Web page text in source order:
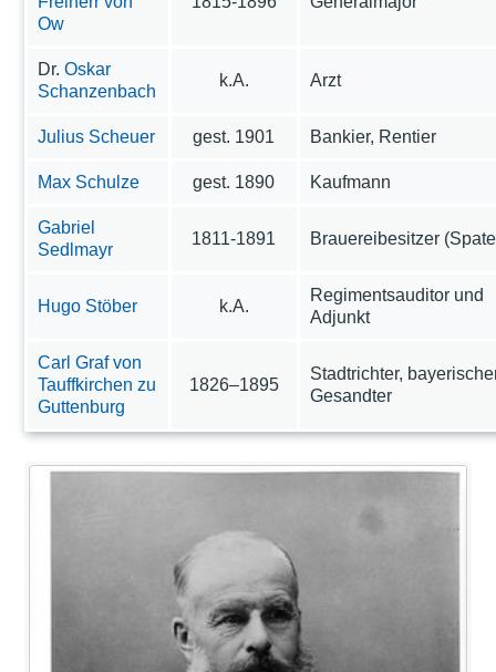
Ow
Dr.Oskar
Schanzenbach
k.A. Arzt
Julius Scheuer gest. 1901 Bankier, Rentier
Max Schulze gest. 1890 Kaufmann
Gabriel
Sedlmayr
1811-1891 Brauereibesitzer
Hugo Stöber k.A.
Regimentsauditor und
Adjunkt
Carl Graf von
Tauffkirchen zu
Guttenburg
1826–1895
Stadtrichter,
Gesandter